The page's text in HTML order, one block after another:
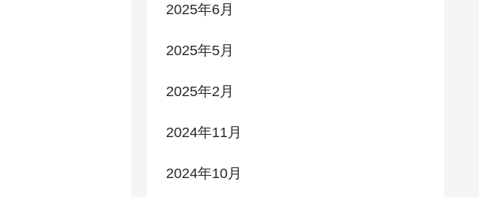
2025年6月
2025年5月
2025年2月
2024年11月
2024年10月